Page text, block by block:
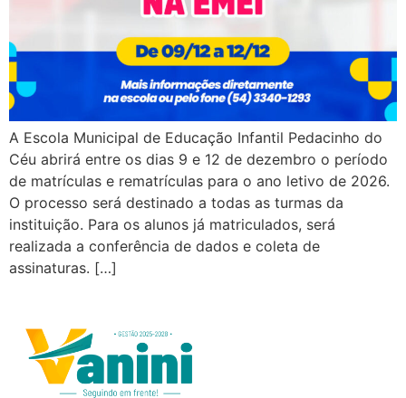
A Escola Municipal de Educação Infantil Pedacinho do
Céu abrirá entre os dias 9 e 12 de dezembro o período
de matrículas e rematrículas para o ano letivo de 2026.
O processo será destinado a todas as turmas da
instituição. Para os alunos já matriculados, será
realizada a conferência de dados e coleta de
assinaturas. […]